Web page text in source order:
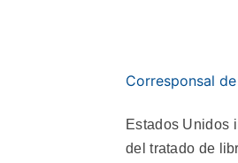
Corresponsal de
Estados Unidos
del tratado de